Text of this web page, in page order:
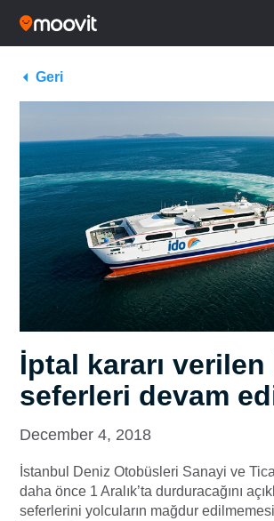
Geri
İptal kararı verilen
seferleri devam
December 4, 2018
İstanbul Deniz Otobüsleri Sanayi ve
daha önce 1 Aralık’ta durduracağını
seferlerini yolcuların mağdur